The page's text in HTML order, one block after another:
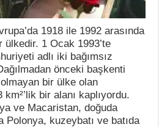
1918 ile 1992 arasında
ülkedir. 1 Ocak 1993’te
adlı iki bağımsız
önceki başkenti
olmayan bir ülke olan
bir alanı kaplıyordu.
ve Macaristan, doğuda
Polonya, kuzeybatı ve batıda